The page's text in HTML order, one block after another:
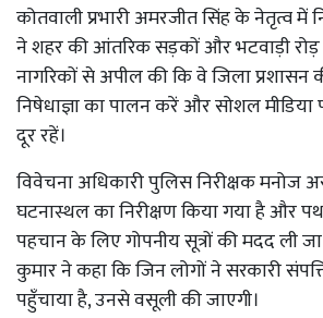
कोतवाली प्रभारी अमरजीत सिंह के नेतृत्व में
ने शहर की आंतरिक सड़कों और भटवाड़ी
नागरिकों से अपील की कि वे जिला
निषेधाज्ञा का पालन करें और सोशल
दूर रहें।
विवेचना अधिकारी पुलिस निरीक्षक मनोज
घटनास्थल का निरीक्षण किया गया है और
पहचान के लिए गोपनीय सूत्रों की मदद ली
कुमार ने कहा कि जिन लोगों ने सरकारी
पहुँचाया है, उनसे वसूली की जाएगी।